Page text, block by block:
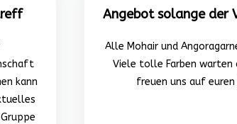
kann
Angebot solange der
Alle Mohair und
Viele tolle Farben warten
freuen uns auf euren